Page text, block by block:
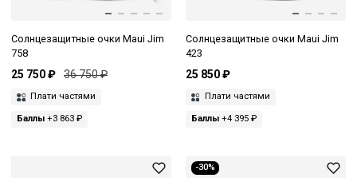
Солнцезащитные очки Maui Jim
758
25 750 ₽ 36 750 ₽
Плати частями
Баллы +3 863 ₽
Солнцезащитные очки Maui Jim
423
25 850 ₽
Плати частями
Баллы+4 395 ₽
-30%